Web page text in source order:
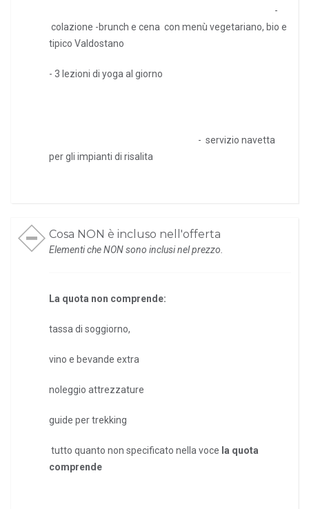
-
colazione -brunch e cena con menù vegetariano, bio e
tipico Valdostano
- 3 lezioni di yoga al giorno
- servizio navetta
per gli impianti di risalita
Cosa NON è incluso nell'offerta
Elementi che NON sono inclusi nel prezzo.
La quota non comprende:
tassa di soggiorno,
vino e bevande extra
noleggio attrezzature
guide per trekking
tutto quanto non specificato nella voce la quota
comprende